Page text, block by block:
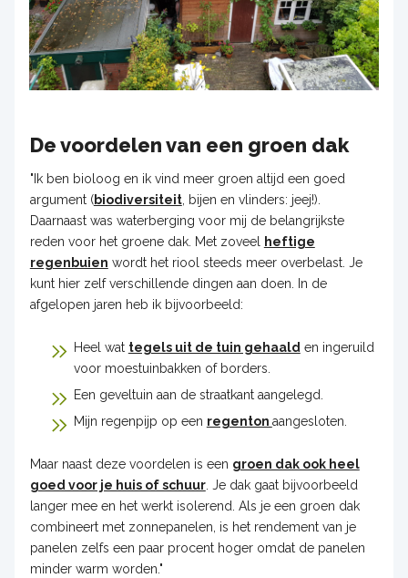
De voordelen van een groen dak
"Ik ben bioloog en ik vind meer groen altijd een goed
argument (biodiversiteit, bijen en vlinders: jeej!).
Daarnaast was waterberging voor mij de belangrijkste
reden voor het groene dak. Met zoveel
heftige
regenbuien wordt het riool steeds meer overbelast. Je
kunt hier zelf verschillende dingen aan doen. In de
afgelopen jaren heb ik bijvoorbeeld:
Heel wat tegels uit de tuin gehaald en ingeruild
voor moestuinbakken of borders.
Een geveltuin aan de straatkant aangelegd.
Mijn regenpijp op een regenton aangesloten.
Maar naast deze voordelen is een groen dak ook heel
goed voor je huis of schuur. Je dak gaat bijvoorbeeld
langer mee en het werkt isolerend. Als je een groen dak
combineert met zonnepanelen, is het rendement van je
panelen zelfs een paar procent hoger omdat de panelen
minder warm worden."